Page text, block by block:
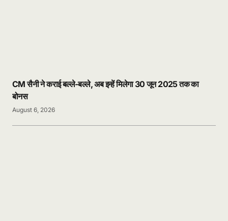
CM सैनी ने कराई बल्ले-बल्ले, अब इन्हें मिलेगा 30 जून 2025 तक का
बोनस
August 6, 2026